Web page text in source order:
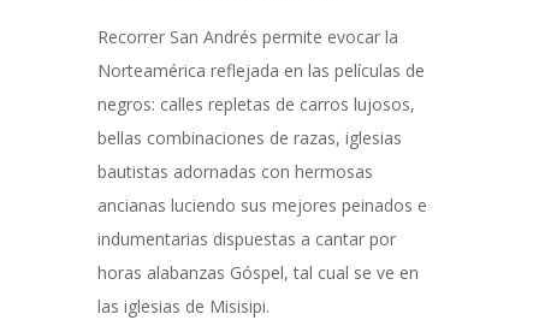
Recorrer San Andrés permite evocar la
Norteamérica reflejada en las películas de
negros: calles repletas de carros lujosos,
bellas combinaciones de razas, iglesias
bautistas adornadas con hermosas
ancianas luciendo sus mejores peinados e
indumentarias dispuestas a cantar por
horas alabanzas Góspel, tal cual se ve en
las iglesias de Misisipi.